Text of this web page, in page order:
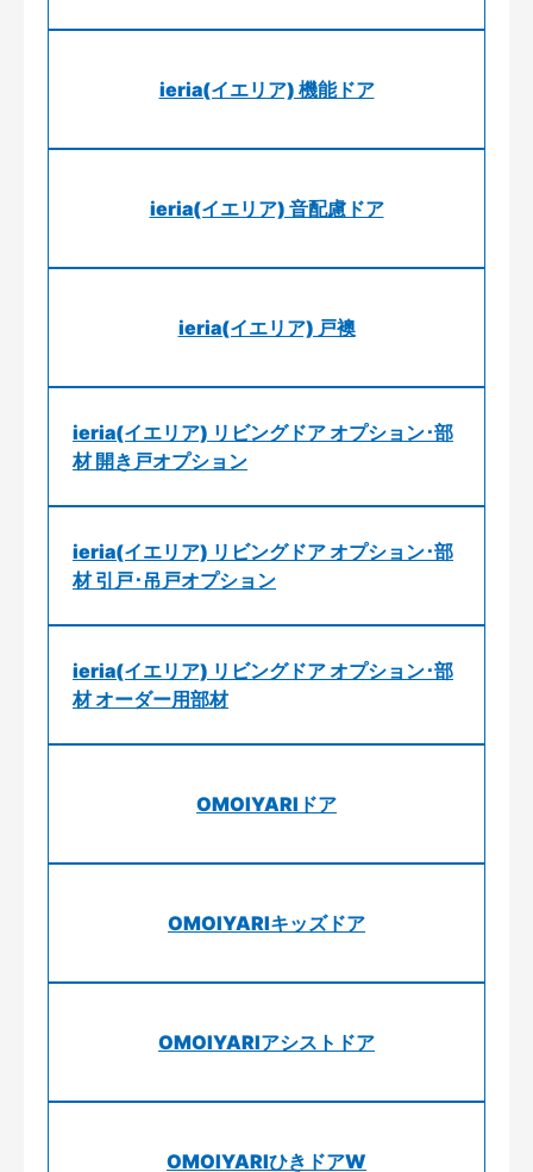
ieria(イエリア) 機能ドア
ieria(イエリア) 音配慮ドア
ieria(イエリア) 戸襖
ieria(イエリア) リビングドア オプション･部
材 開き戸オプション
ieria(イエリア) リビングドア オプション･部
材 引戸･吊戸オプション
ieria(イエリア) リビングドア オプション･部
材 オーダー用部材
OMOIYARIドア
OMOIYARIキッズドア
OMOIYARIアシストドア
OMOIYARIひきドアW